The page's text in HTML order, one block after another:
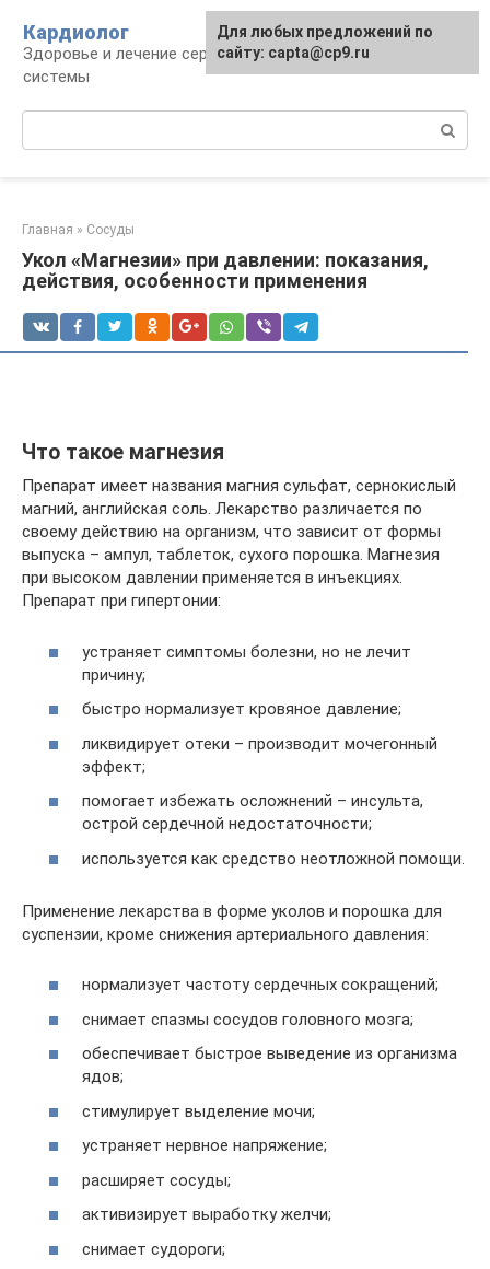
контенту
Кардиолог
Здоровье и лечение сердечно-сосудистой
системы
Главная » Сосуды
Укол «Магнезии» при давлении: показания,
действия, особенности применения
Что такое магнезия
Препарат имеет названия магния сульфат, сернокислый
магний, английская соль. Лекарство различается по
своему действию на организм, что зависит от формы
выпуска – ампул, таблеток, сухого порошка. Магнезия
при высоком давлении применяется в инъекциях.
Препарат при гипертонии:
устраняет симптомы болезни, но не лечит
причину;
быстро нормализует кровяное давление;
ликвидирует отеки – производит мочегонный
эффект;
помогает избежать осложнений – инсульта,
острой сердечной недостаточности;
используется как средство неотложной помощи.
Применение лекарства в форме уколов и порошка для
суспензии, кроме снижения артериального давления:
нормализует частоту сердечных сокращений;
снимает спазмы сосудов головного мозга;
обеспечивает быстрое выведение из организма
ядов;
стимулирует выделение мочи;
устраняет нервное напряжение;
расширяет сосуды;
активизирует выработку желчи;
снимает судороги;
Для любых предложений по
сайту: capta@cp9.ru